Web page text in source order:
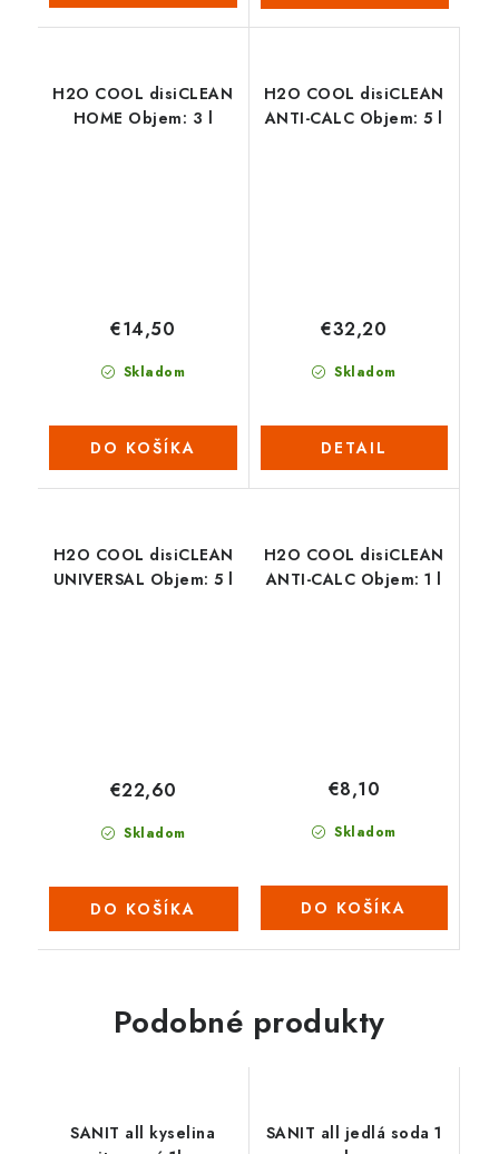
H2O COOL disiCLEAN
HOME Objem: 3 l
Skladom
€14,50
DO KOŠÍKA
H2O COOL disiCLEAN
ANTI-CALC Objem: 5 l
Skladom
€32,20
DETAIL
H2O COOL disiCLEAN
UNIVERSAL Objem: 5 l
Skladom
€22,60
DO KOŠÍKA
H2O COOL disiCLEAN
ANTI-CALC Objem: 1 l
Skladom
€8,10
DO KOŠÍKA
Podobné produkty
SANIT all kyselina
SANIT all jedlá soda 1